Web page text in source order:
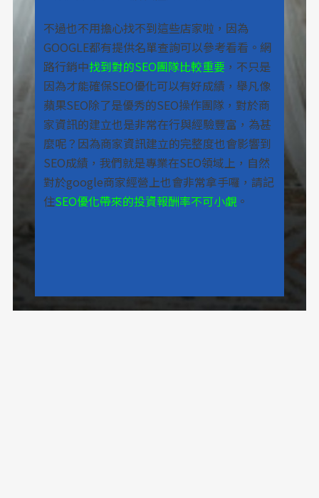
不過也不用擔心找不到這些店家啦，因為
GOOGLE都有提供名單查詢可以參考看看。網
路行銷中找到對的SEO團隊比較重要 ，不只是
因為才能確保SEO優化可以有好成績，舉凡像
蘋果SEO除了是優秀的SEO操作團隊，對於商
家資訊的建立也是非常在行與經驗豐富，為甚
麼呢？因為商家資訊建立的完整度也會影響到
SEO成績，我們就是專業在SEO領域上，自然
對於google商家經營上也會非常拿手囉，請記
住SEO優化帶來的投資報酬率不可小覷 。